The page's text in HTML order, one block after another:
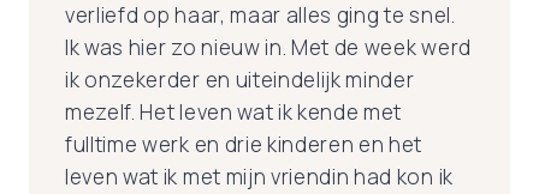
verliefd op haar, maar alles ging te snel.
Ik was hier zo nieuw in. Met de week werd
ik onzekerder en uiteindelijk minder
mezelf. Het leven wat ik kende met
fulltime werk en drie kinderen en het
leven wat ik met mijn vriendin had kon ik